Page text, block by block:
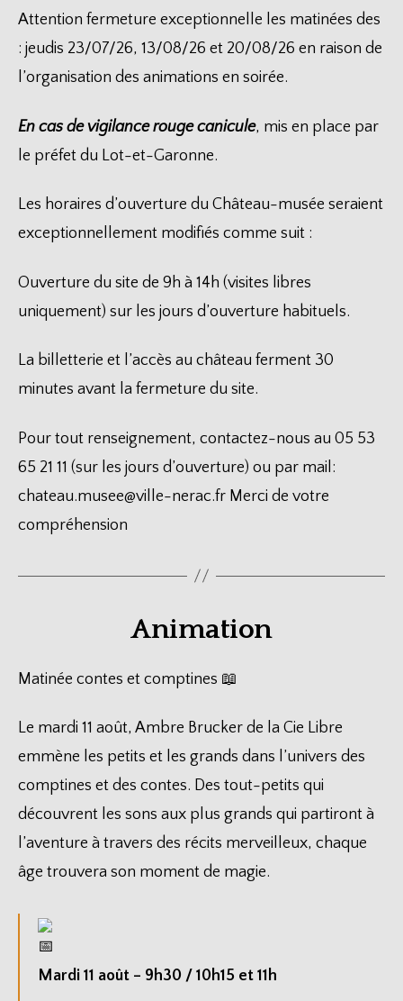
Attention fermeture exceptionnelle les matinées des
: jeudis 23/07/26, 13/08/26 et 20/08/26 en raison de
l’organisation des animations en soirée.
En cas de vigilance rouge canicule, mis en place par
le préfet du Lot-et-Garonne.
Les horaires d’ouverture du Château-musée seraient
exceptionnellement modifiés comme suit :
Ouverture du site de 9h à 14h (visites libres
uniquement) sur les jours d’ouverture habituels.
La billetterie et l’accès au château ferment 30
minutes avant la fermeture du site.
Pour tout renseignement, contactez-nous au 05 53
65 21 11 (sur les jours d’ouverture) ou par mail:
chateau.musee@ville-nerac.fr Merci de votre
compréhension
Animation
Matinée contes et comptines 📖
Le mardi 11 août, Ambre Brucker de la Cie Libre
emmène les petits et les grands dans l’univers des
comptines et des contes. Des tout-petits qui
découvrent les sons aux plus grands qui partiront à
l’aventure à travers des récits merveilleux, chaque
âge trouvera son moment de magie.
Mardi 11 août – 9h30 / 10h15 et 11h